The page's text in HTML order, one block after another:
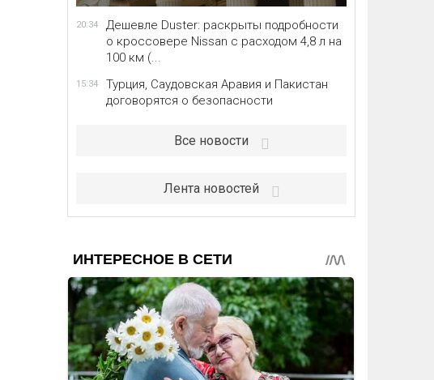
20:34
Дешевле Duster: раскрыты подробности
о кроссовере Nissan с расходом 4,8 л на
100 км (...
15:34
Турция, Саудовская Аравия и Пакистан
договорятся о безопасности
Все новости
Лента новостей